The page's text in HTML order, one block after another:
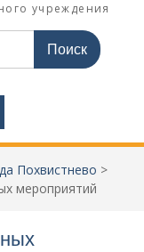
учреждения
Похвистнево >
мероприятий